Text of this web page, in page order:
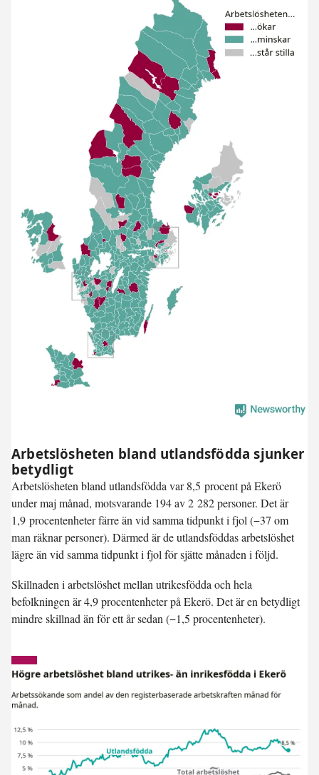
Arbetslösheten bland utlandsfödda sjunker
betydligt
Arbetslösheten bland utlandsfödda var8,5 procentpå Ekerö
under maj månad, motsvarande 194 av 2 282 personer. Det är
1,9 procentenheter färreän vid samma tidpunkt i fjol (−37 om
man räknar personer). Därmed är de utlandsföddas arbetslöshet
lägre än vid samma tidpunkt i fjol för sjätte månaden i följd.
Skillnaden i arbetslöshet mellan utrikesfödda och hela
befolkningen är 4,9 procentenheter på Ekerö. Det är en betydligt
mindre skillnad än för ett år sedan (−1,5 procentenheter).